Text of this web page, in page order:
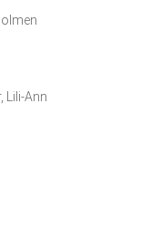
Lili-Ann